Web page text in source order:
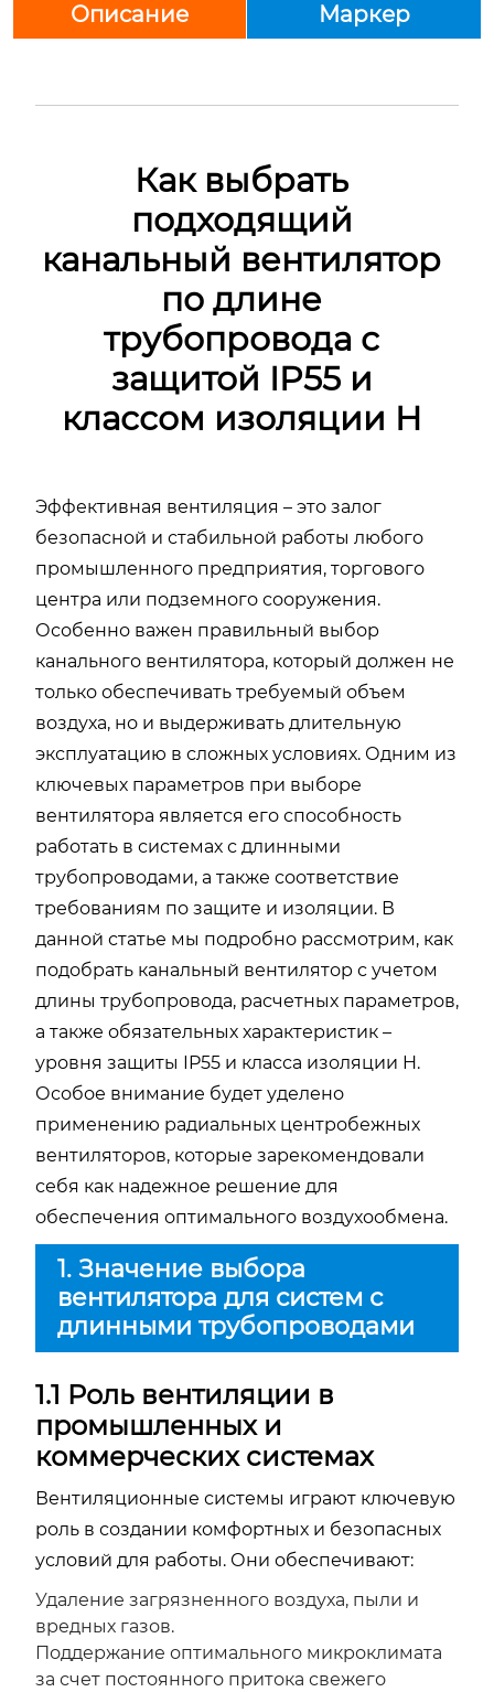
Описание Маркер
Как выбрать
подходящий
канальный вентилятор
по длине
трубопровода с
защитой IP55 и
классом изоляции H
Эффективная вентиляция – это залог
безопасной и стабильной работы любого
промышленного предприятия, торгового
центра или подземного сооружения.
Особенно важен правильный выбор
канального вентилятора, который должен не
только обеспечивать требуемый объем
воздуха, но и выдерживать длительную
эксплуатацию в сложных условиях. Одним из
ключевых параметров при выборе
вентилятора является его способность
работать в системах с длинными
трубопроводами, а также соответствие
требованиям по защите и изоляции. В
данной статье мы подробно рассмотрим, как
подобрать канальный вентилятор с учетом
длины трубопровода, расчетных параметров,
а также обязательных характеристик –
уровня защиты IP55 и класса изоляции H.
Особое внимание будет уделено
применению радиальных центробежных
вентиляторов, которые зарекомендовали
себя как надежное решение для
обеспечения оптимального воздухообмена.
1. Значение выбора
вентилятора для систем с
длинными трубопроводами
1.1 Роль вентиляции в
промышленных и
коммерческих системах
Вентиляционные системы играют ключевую
роль в создании комфортных и безопасных
условий для работы. Они обеспечивают:
Удаление загрязненного воздуха, пыли и
вредных газов.
Поддержание оптимального микроклимата
за счет постоянного притока свежего